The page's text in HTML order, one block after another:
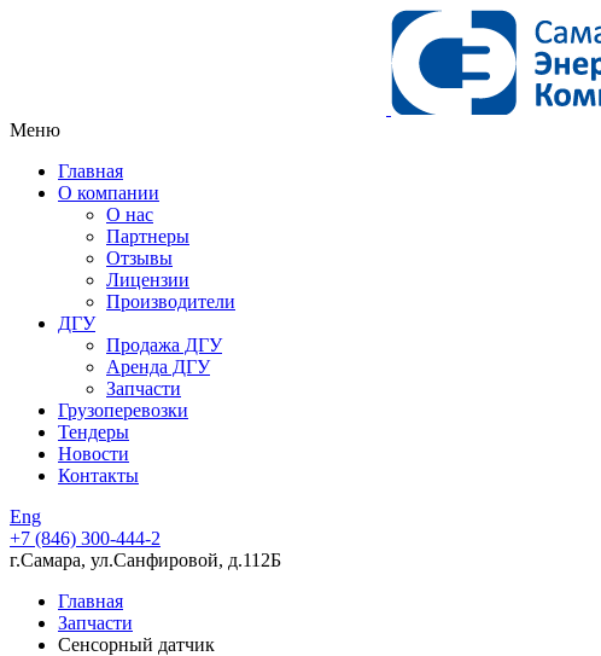
Меню
Главная
О компании
О нас
Партнеры
Отзывы
Лицензии
Производители
ДГУ
Продажа ДГУ
Аренда ДГУ
Запчасти
Грузоперевозки
Тендеры
Новости
Контакты
Eng
+7 (846) 300-444-2
г.Самара, ул.Санфировой, д.112Б
Главная
Запчасти
Сенсорный датчик